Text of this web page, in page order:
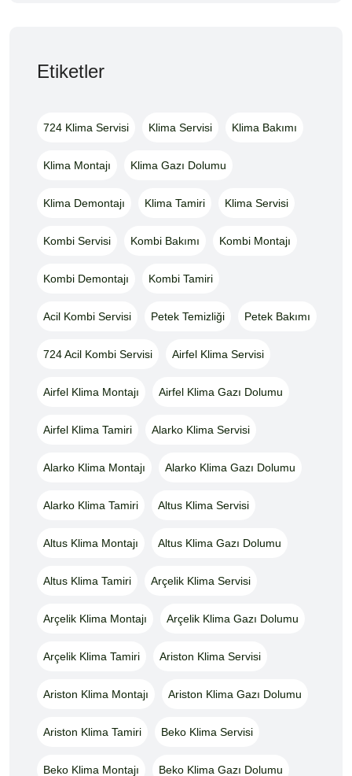
Etiketler
724 Klima Servisi Klima Servisi Klima Bakımı
Klima Montajı Klima Gazı Dolumu
Klima Demontajı Klima Tamiri Klima Servisi
Kombi Servisi Kombi Bakımı Kombi Montajı
Kombi Demontajı Kombi Tamiri
Acil Kombi Servisi Petek Temizliği Petek Bakımı
724 Acil Kombi Servisi Airfel Klima Servisi
Airfel Klima Montajı Airfel Klima Gazı Dolumu
Airfel Klima Tamiri Alarko Klima Servisi
Alarko Klima Montajı Alarko Klima Gazı Dolumu
Alarko Klima Tamiri Altus Klima Servisi
Altus Klima Montajı Altus Klima Gazı Dolumu
Altus Klima Tamiri Arçelik Klima Servisi
Arçelik Klima Montajı Arçelik Klima Gazı Dolumu
Arçelik Klima Tamiri Ariston Klima Servisi
Ariston Klima Montajı Ariston Klima Gazı Dolumu
Ariston Klima Tamiri Beko Klima Servisi
Beko Klima Montajı Beko Klima Gazı Dolumu